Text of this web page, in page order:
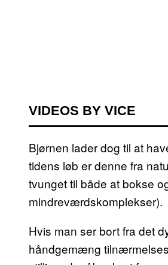
VIDEOS BY VICE
Bjørnen lader dog til at
tidens løb er denne fra
tvunget til både at bokse
mindreværdskomplekser).
Hvis man ser bort fra det
håndgemæng